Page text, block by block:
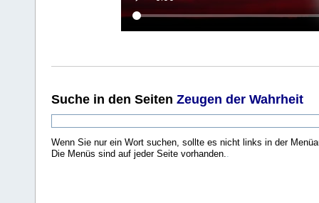
Suche in den Seiten Zeugen der Wahrheit
Wenn Sie nur ein Wort suchen, sollte es nicht links in der
Die Menüs sind auf jeder Seite vorhanden.